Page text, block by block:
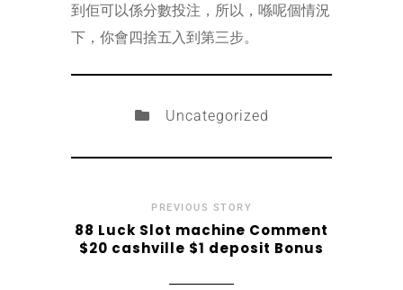
到佢可以係分數投注，所以，喺呢個情況
下，你會四捨五入到第三步。
Uncategorized
PREVIOUS STORY
88 Luck Slot machine Comment
$20 cashville $1 deposit Bonus